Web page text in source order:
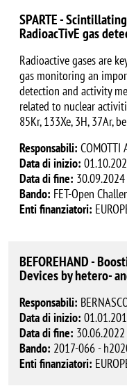
SPARTE -
RadioacTivE gas
Radioactive gases are
gas monitoring an
detection and activity
related to nuclear
85Kr, 133Xe, 3H, 37Ar,
Responsabili: COMOTTI
Data di inizio:
Data di fine: 30.09.2024
Bando: FET-Open
Enti finanziatori:
BEFOREHAND -
Devices by hetero-
Responsabili:
Data di inizio:
Data di fine: 30.06.2022
Bando: 2017-066 -
Enti finanziatori: